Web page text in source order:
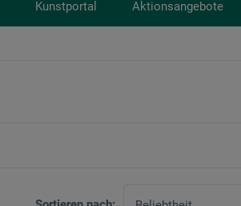
Kunstportal Aktionsangebote